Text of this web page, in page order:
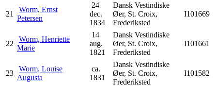
21
Worm, Ernst
Petersen
24
dec.
1834
Dansk Vestindiske
Øer, St. Croix,
Frederiksted
I101669
22
Worm, Henriette
Marie
14
aug.
1821
Dansk Vestindiske
Øer, St. Croix,
Frederiksted
I101661
23
Worm, Louise
Augusta
ca.
1831
Dansk Vestindiske
Øer, St. Croix,
Frederiksted
I101582